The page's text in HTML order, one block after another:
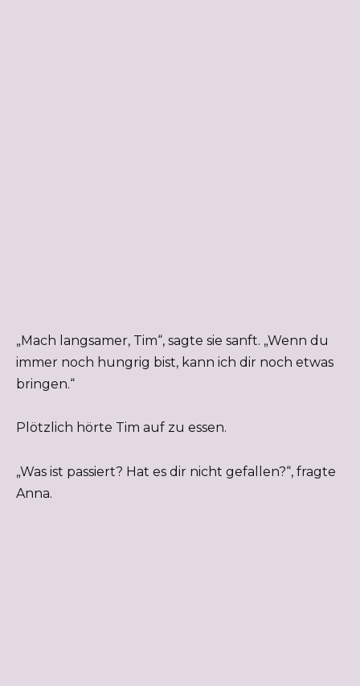
„Mach langsamer, Tim“, sagte sie sanft. „Wenn du
immer noch hungrig bist, kann ich dir noch etwas
bringen.“
Plötzlich hörte Tim auf zu essen.
„Was ist passiert? Hat es dir nicht gefallen?“, fragte
Anna.